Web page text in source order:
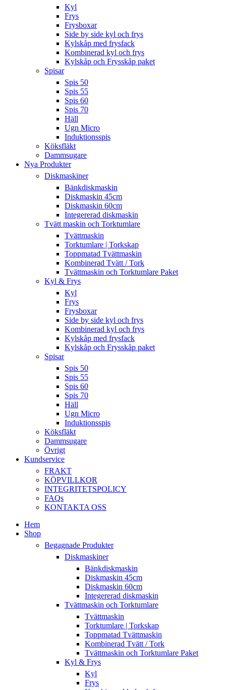
Kyl
Frys
Frysboxar
Side by side kyl och frys
Kylskåp med frysfack
Kombinerad kyl och frys
Kylskåp och Frysskåp paket
Spisar
Spis 50
Spis 55
Spis 60
Spis 70
Häll
Ugn Micro
Induktionsspis
Köksfläkt
Dammsugare
Nya Produkter
Diskmaskiner
Bänkdiskmaskin
Diskmaskin 45cm
Diskmaskin 60cm
Integererad diskmaskin
Tvätt maskin och Torktumlare
Tvättmaskin
Torktumlare | Torkskap
Toppmatad Tvättmaskin
Kombinerad Tvätt / Tork
Tvättmaskin och Torktumlare Paket
Kyl & Frys
Kyl
Frys
Frysboxar
Side by side kyl och frys
Kombinerad kyl och frys
Kylskåp med frysfack
Kylskåp och Frysskåp paket
Spisar
Spis 50
Spis 55
Spis 60
Spis 70
Häll
Ugn Micro
Induktionsspis
Köksfläkt
Dammsugare
Övrigt
Kundservice
FRAKT
KÖPVILLKOR
INTEGRITETSPOLICY
FAQs
KONTAKTA OSS
Hem
Shop
Begagnade Produkter
Diskmaskiner
Bänkdiskmaskin
Diskmaskin 45cm
Diskmaskin 60cm
Integererad diskmaskin
Tvättmaskin och Torktumlare
Tvättmaskin
Torktumlare | Torkskap
Toppmatad Tvättmaskin
Kombinerad Tvätt / Tork
Tvättmaskin och Torktumlare Paket
Kyl & Frys
Kyl
Frys